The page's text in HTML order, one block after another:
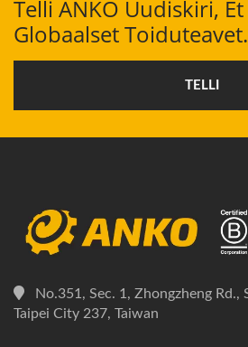
Telli ANKO Uudiskiri, Et
Globaalset Toiduteavet.
TELLI
No.351, Sec. 1, Zhongzheng Rd.,
Taipei City 237, Taiwan